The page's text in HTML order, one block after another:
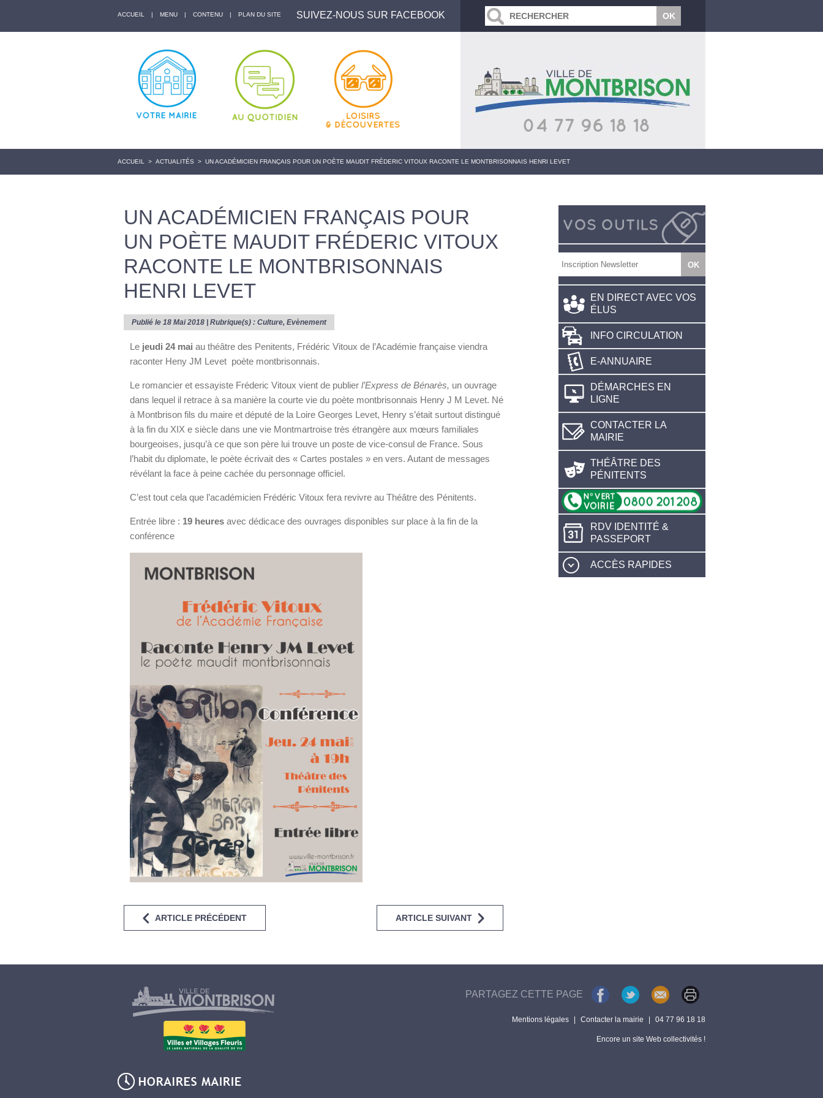
ACCUEIL | MENU | CONTENU | PLAN DU SITE SUIVEZ-NOUS SUR FACEBOOK
ACCUEIL > ACTUALITÉS > UN ACADÉMICIEN FRANÇAIS POUR UN POÈTE MAUDIT FRÉDERIC VITOUX RACONTE LE MONTBRISONNAIS HENRI LEVET
UN ACADÉMICIEN FRANÇAIS POUR
UN POÈTE MAUDIT FRÉDERIC VITOUX
RACONTE LE MONTBRISONNAIS
HENRI LEVET
Publié le 18 Mai 2018 | Rubrique(s) : Culture, Evènement
Le jeudi 24 mai au théâtre des Penitents, Frédéric Vitoux de l’Académie française viendra
raconter Heny JM Levet poète montbrisonnais.
Le romancier et essayiste Fréderic Vitoux vient de publier l’Express de Bénarès, un ouvrage
dans lequel il retrace à sa manière la courte vie du poète montbrisonnais Henry J M Levet. Né
à Montbrison fils du maire et député de la Loire Georges Levet, Henry s’était surtout distingué
à la fin du XIX e siècle dans une vie Montmartroise très étrangère aux mœurs familiales
bourgeoises, jusqu’à ce que son père lui trouve un poste de vice-consul de France. Sous
l’habit du diplomate, le poète écrivait des « Cartes postales » en vers. Autant de messages
révélant la face à peine cachée du personnage officiel.
C’est tout cela que l’académicien Frédéric Vitoux fera revivre au Théâtre des Pénitents.
Entrée libre : 19 heures avec dédicace des ouvrages disponibles sur place à la fin de la
conférence
ARTICLE PRÉCÉDENT ARTICLE SUIVANT
EN DIRECT AVEC VOS
ÉLUS
INFO CIRCULATION
E-ANNUAIRE
DÉMARCHES EN
LIGNE
CONTACTER LA
MAIRIE
THÉÂTRE DES
PÉNITENTS
RDV IDENTITÉ &
PASSEPORT
ACCÈS RAPIDES
PARTAGEZ CETTE PAGE
Mentions légales Contacter la mairie 04 77 96 18 18
Encore un site Web collectivités !